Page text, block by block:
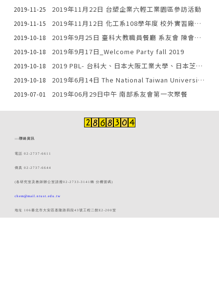
2019-11-25 2019年11月22日 台塑企業六輕工業園區參訪活動
2019-11-15 2019年11月12日 化工系108學年度 校外實習廠商說明會
2019-10-18 2019年9月25日 臺科大教職員餐廳 系友會 陳會長文光 謝師晚宴
2019-10-18 2019年9月17日_Welcome Party fall 2019
2019-10-18 2019 PBL- 台科大、日本大阪工業大學、日本芝蒲工業大學、印尼UKWMS大學師生
2019-10-18 2019年6月14日 The National Taiwan University of Science & Technology-Hokkaido University Workshop
2019-07-01 2019年06月29日中午 南部系友會第一次聚餐
::: 聯絡資訊
電話 02-2737-6611
傳真 02-2737-6644
(各研究室及教師辦公室請撥02-2733-3141轉 分機號碼)
chem@mail.ntust.edu.tw
地址 106臺北市大安區基隆路四段43號工程二館E2-200室